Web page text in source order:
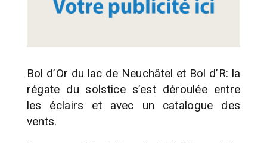
Bol d’Or du lac de Neuchâtel et Bol d’R: la
régate du solstice s’est déroulée entre
les éclairs et avec un catalogue des
vents.